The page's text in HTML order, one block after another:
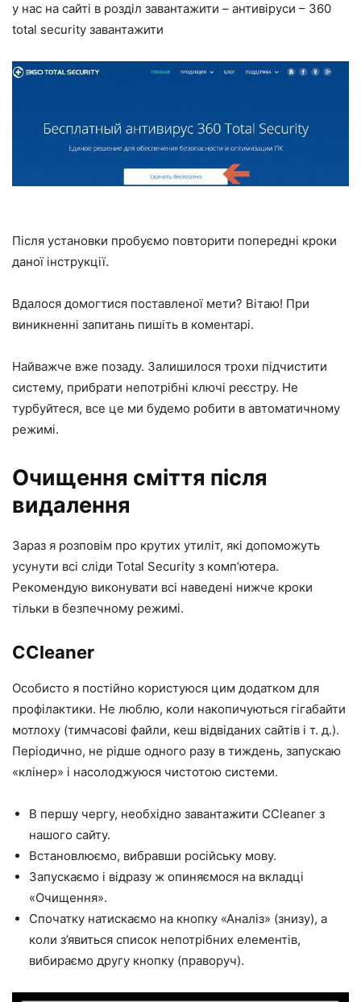
у нас на сайті в розділ завантажити – антивіруси – 360
total security завантажити
Після установки пробуємо повторити попередні кроки
даної інструкції.
Вдалося домогтися поставленої мети? Вітаю! При
виникненні запитань пишіть в коментарі.
Найважче вже позаду. Залишилося трохи підчистити
систему, прибрати непотрібні ключі реєстру. Не
турбуйтеся, все це ми будемо робити в автоматичному
режимі.
Очищення сміття після
видалення
Зараз я розповім про крутих утиліт, які допоможуть
усунути всі сліди Total Security з комп’ютера.
Рекомендую виконувати всі наведені нижче кроки
тільки в безпечному режимі.
CCleaner
Особисто я постійно користуюся цим додатком для
профілактики. Не люблю, коли накопичуються гігабайти
мотлоху (тимчасові файли, кеш відвіданих сайтів і т. д.).
Періодично, не рідше одного разу в тиждень, запускаю
«клінер» і насолоджуюся чистотою системи.
В першу чергу, необхідно завантажити CCleaner з
нашого сайту.
Встановлюємо, вибравши російську мову.
Запускаємо і відразу ж опиняємося на вкладці
«Очищення».
Спочатку натискаємо на кнопку «Аналіз» (знизу), а
коли з’явиться список непотрібних елементів,
вибираємо другу кнопку (праворуч).